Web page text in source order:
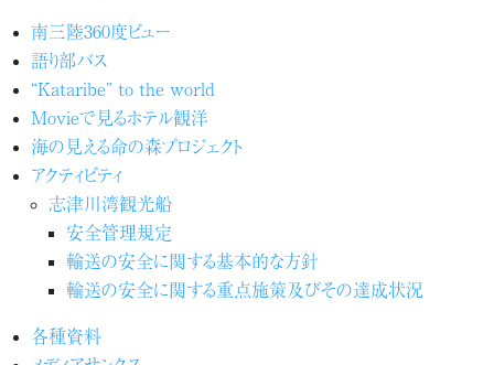
南三陸360度ビュー
語り部バス
“Kataribe” to the world
Movieで見るホテル観洋
海の見える命の森プロジェクト
アクティビティ
志津川湾観光船
安全管理規定
輸送の安全に関する基本的な方針
輸送の安全に関する重点施策及びその達成状況
各種資料